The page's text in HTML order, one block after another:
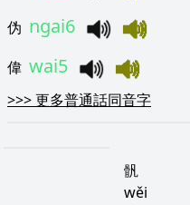
伪 ngai6
偉 wai5
>>>更多普通話同音字
骪
wěi